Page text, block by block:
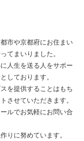
市や京都府にお住まい
てまいりました。
人生を送る人をサポー
しております。
を提供することはもち
させていただきます。
ルでお気軽にお問い合
りに努めています。